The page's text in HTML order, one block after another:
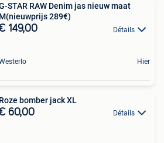
STAR RAW Denim jas nieuw maat
M(nieuwprijs 289€)
149,00 Détails
Hier
Roze bomber jack XL
60,00 Détails